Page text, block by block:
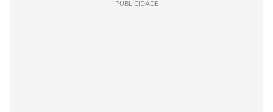
PUBLICIDADE